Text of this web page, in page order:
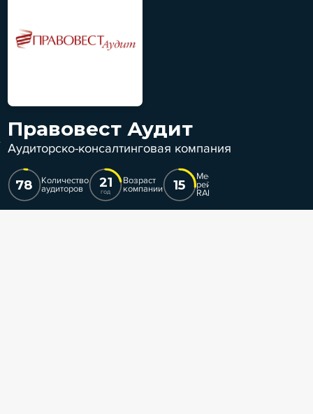
Правовест Аудит
Аудиторско-консалтинговая компания
78 Количество
аудиторов 21
год
Возраст
компании 15
Место в
рейтинге
RAEX-RR